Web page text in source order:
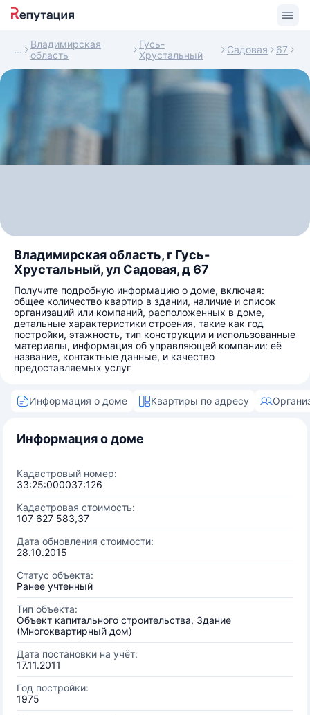
Владимирская
область
Гусь-
Хрустальный
Садовая 67
Владимирская область, г Гусь-
Хрустальный, ул Садовая, д 67
Получите подробную информацию о доме, включая:
общее количество квартир в здании, наличие и список
организаций или компаний, расположенных в доме,
детальные характеристики строения, такие как год
постройки, этажность, тип конструкции и использованные
материалы, информация об управляющей компании: её
название, контактные данные, и качество
предоставляемых услуг
Информация о доме Квартиры по адресу
Информация о доме
Кадастровый номер:
33:25:000037:126
Кадастровая стоимость:
107 627 583,37
Дата обновления стоимости:
28.10.2015
Статус объекта:
Ранее учтенный
Тип объекта:
Объект капитального строительства, Здание
(Многоквартирный дом)
Дата постановки на учёт:
17.11.2011
Год постройки:
1975